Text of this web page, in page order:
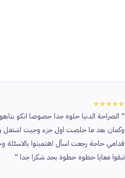
★★★★★
" الصراحة الدنيا حلوة جدا حصوصا انكو
وكمان بعد ما خلصت اول جزء وجيت
قدامي حاجة رجعت اسأل اهتميتوا بالاسئلة
تبقوا معايا خطوة خطوة بجد شكرا جدا "